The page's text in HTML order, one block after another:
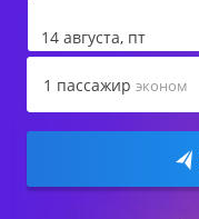
14 августа, пт
1 пассажир эконом